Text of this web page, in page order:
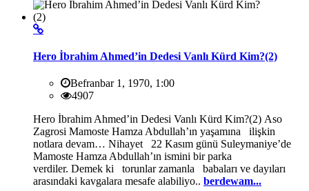
Hero İbrahim Ahmed’in Dedesi Vanlı Kürd Kim?(2)
Befranbar 1, 1970, 1:00
4907
Hero İbrahim Ahmed’in Dedesi Vanlı Kürd Kim?(2) Aso
Zagrosi Mamoste Hamza Abdullah’ın yaşamına ilişkin
notlara devam… Nihayet 22 Kasım günü Suleymaniye’de
Mamoste Hamza Abdullah’ın ismini bir parka
verdiler. Demek ki torunlar zamanla babaları ve dayıları
arasındaki kavgalara mesafe alabiliyo.. berdewam...